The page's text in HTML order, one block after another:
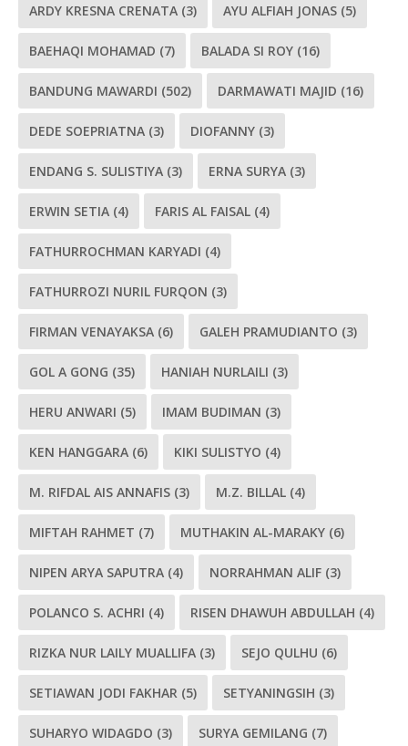
ARDY KRESNA CRENATA (3) AYU ALFIAH JONAS (5)
BAEHAQI MOHAMAD (7) BALADA SI ROY (16)
BANDUNG MAWARDI (502) DARMAWATI MAJID (16)
DEDE SOEPRIATNA (3) DIOFANNY (3)
ENDANG S. SULISTIYA (3) ERNA SURYA (3)
ERWIN SETIA (4) FARIS AL FAISAL (4)
FATHURROCHMAN KARYADI (4)
FATHURROZI NURIL FURQON (3)
FIRMAN VENAYAKSA (6) GALEH PRAMUDIANTO (3)
GOL A GONG (35) HANIAH NURLAILI (3)
HERU ANWARI (5) IMAM BUDIMAN (3)
KEN HANGGARA (6) KIKI SULISTYO (4)
M. RIFDAL AIS ANNAFIS (3) M.Z. BILLAL (4)
MIFTAH RAHMET (7) MUTHAKIN AL-MARAKY (6)
NIPEN ARYA SAPUTRA (4) NORRAHMAN ALIF (3)
POLANCO S. ACHRI (4) RISEN DHAWUH ABDULLAH (4)
RIZKA NUR LAILY MUALLIFA (3) SEJO QULHU (6)
SETIAWAN JODI FAKHAR (5) SETYANINGSIH (3)
SUHARYO WIDAGDO (3) SURYA GEMILANG (7)